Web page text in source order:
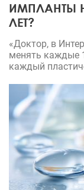
ИМПЛАНТЫ
ЛЕТ?
«Доктор, в
менять каждые
каждый